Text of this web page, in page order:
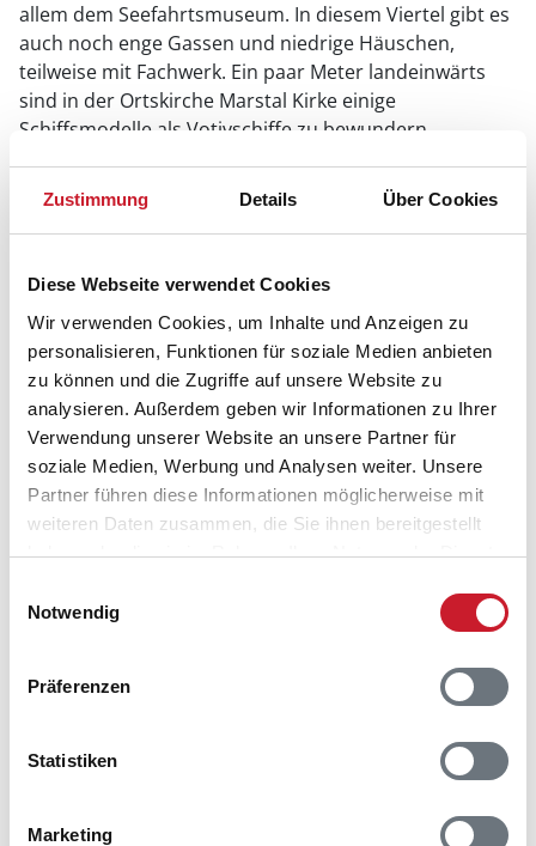
Zustimmung Details Über Cookies
Diese Webseite verwendet Cookies
Wir verwenden Cookies, um Inhalte und Anzeigen zu
personalisieren, Funktionen für soziale Medien anbieten
zu können und die Zugriffe auf unsere Website zu
analysieren. Außerdem geben wir Informationen zu Ihrer
Verwendung unserer Website an unsere Partner für
soziale Medien, Werbung und Analysen weiter. Unsere
Partner führen diese Informationen möglicherweise mit
weiteren Daten zusammen, die Sie ihnen bereitgestellt
haben oder die sie im Rahmen Ihrer Nutzung der Dienste
Notwendig
Präferenzen
Statistiken
Marketing
allem dem Seefahrtsmuseum. In diesem Viertel gibt es
auch noch enge Gassen und niedrige Häuschen,
teilweise mit Fachwerk. Ein paar Meter landeinwärts
sind in der Ortskirche Marstal Kirke einige
Schiffsmodelle als Votivschiffe zu bewundern.
den Friedhof, wo selbst die Grabsteine vom maritimen
Sprachgebrauch der Insulaner geprägt sind.
Fakten zu Marstal
Lage
ganz im Osten von Ærø
Dokumentiert
Seit dem 16. Jahrhundert
Einwohnerzahl
2.077
Attraktionen
Fährverbindung
Region